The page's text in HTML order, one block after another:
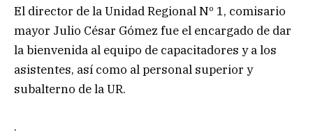
El director de la Unidad Regional Nº 1, comisario
mayor Julio César Gómez fue el encargado de dar
la bienvenida al equipo de capacitadores y a los
asistentes, así como al personal superior y
subalterno de la UR.
.